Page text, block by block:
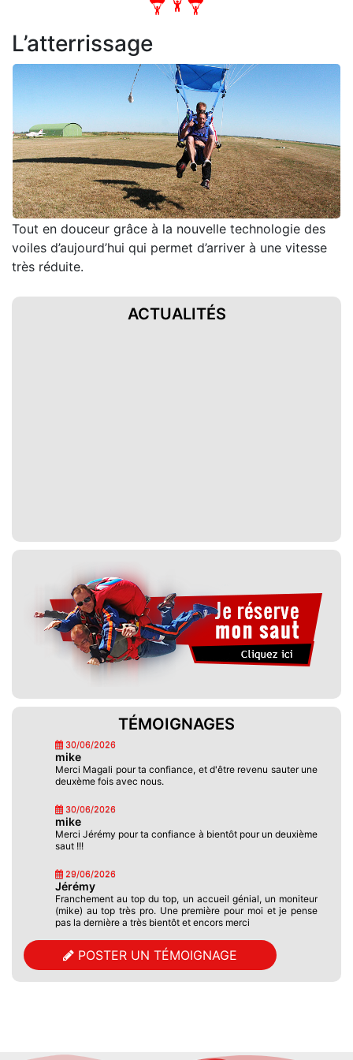
L’atterrissage
Tout en douceur grâce à la nouvelle technologie des
voiles d’aujourd’hui qui permet d’arriver à une vitesse
très réduite.
ACTUALITÉS
TÉMOIGNAGES
30/06/2026
mike
Merci Magali pour ta confiance, et d'être revenu sauter une
deuxème fois avec nous.
30/06/2026
mike
Merci Jérémy pour ta confiance à bientôt pour un deuxième
saut !!!
29/06/2026
Jérémy
Franchement au top du top, un accueil génial, un moniteur
(mike) au top très pro. Une première pour moi et je pense
pas la dernière a très bientôt et encors merci
13/06/2026
Drougard Magali
Un grand merci à toute l’équipe vous êtes au top ! Saut en
POSTER UN TÉMOIGNAGE